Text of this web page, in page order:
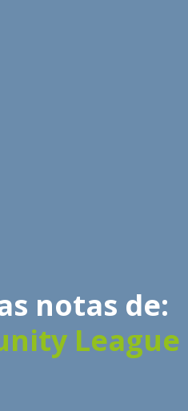
notas de:
League